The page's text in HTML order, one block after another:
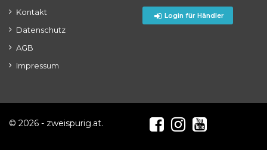
Kontakt
Datenschutz
AGB
Impressum
Login für Händler
© 2026 - zweispurig.at.